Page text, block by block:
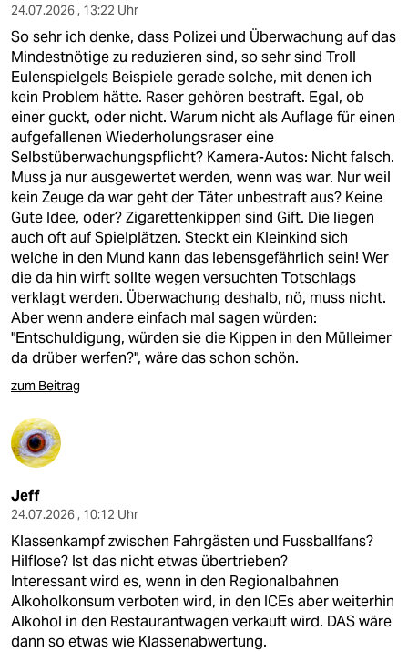
24.07.2026 , 13:22 Uhr
So sehr ich denke, dass Polizei und Überwachung auf das
Mindestnötige zu reduzieren sind, so sehr sind Troll
Eulenspielgels Beispiele gerade solche, mit denen ich
kein Problem hätte. Raser gehören bestraft. Egal, ob
einer guckt, oder nicht. Warum nicht als Auflage für einen
aufgefallenen Wiederholungsraser eine
Selbstüberwachungspflicht? Kamera-Autos: Nicht falsch.
Muss ja nur ausgewertet werden, wenn was war. Nur weil
kein Zeuge da war geht der Täter unbestraft aus? Keine
Gute Idee, oder? Zigarettenkippen sind Gift. Die liegen
auch oft auf Spielplätzen. Steckt ein Kleinkind sich
welche in den Mund kann das lebensgefährlich sein! Wer
die da hin wirft sollte wegen versuchten Totschlags
verklagt werden. Überwachung deshalb, nö, muss nicht.
Aber wenn andere einfach mal sagen würden:
"Entschuldigung, würden sie die Kippen in den Mülleimer
da drüber werfen?", wäre das schon schön.
zum Beitrag
Jeff
24.07.2026 , 10:12 Uhr
Klassenkampf zwischen Fahrgästen und Fussballfans?
Hilflose? Ist das nicht etwas übertrieben?
Interessant wird es, wenn in den Regionalbahnen
Alkoholkonsum verboten wird, in den ICEs aber weiterhin
Alkohol in den Restaurantwagen verkauft wird. DAS wäre
dann so etwas wie Klassenabwertung.